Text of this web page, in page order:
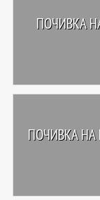
ПОЧИВКА
ПОЧИВКА НА